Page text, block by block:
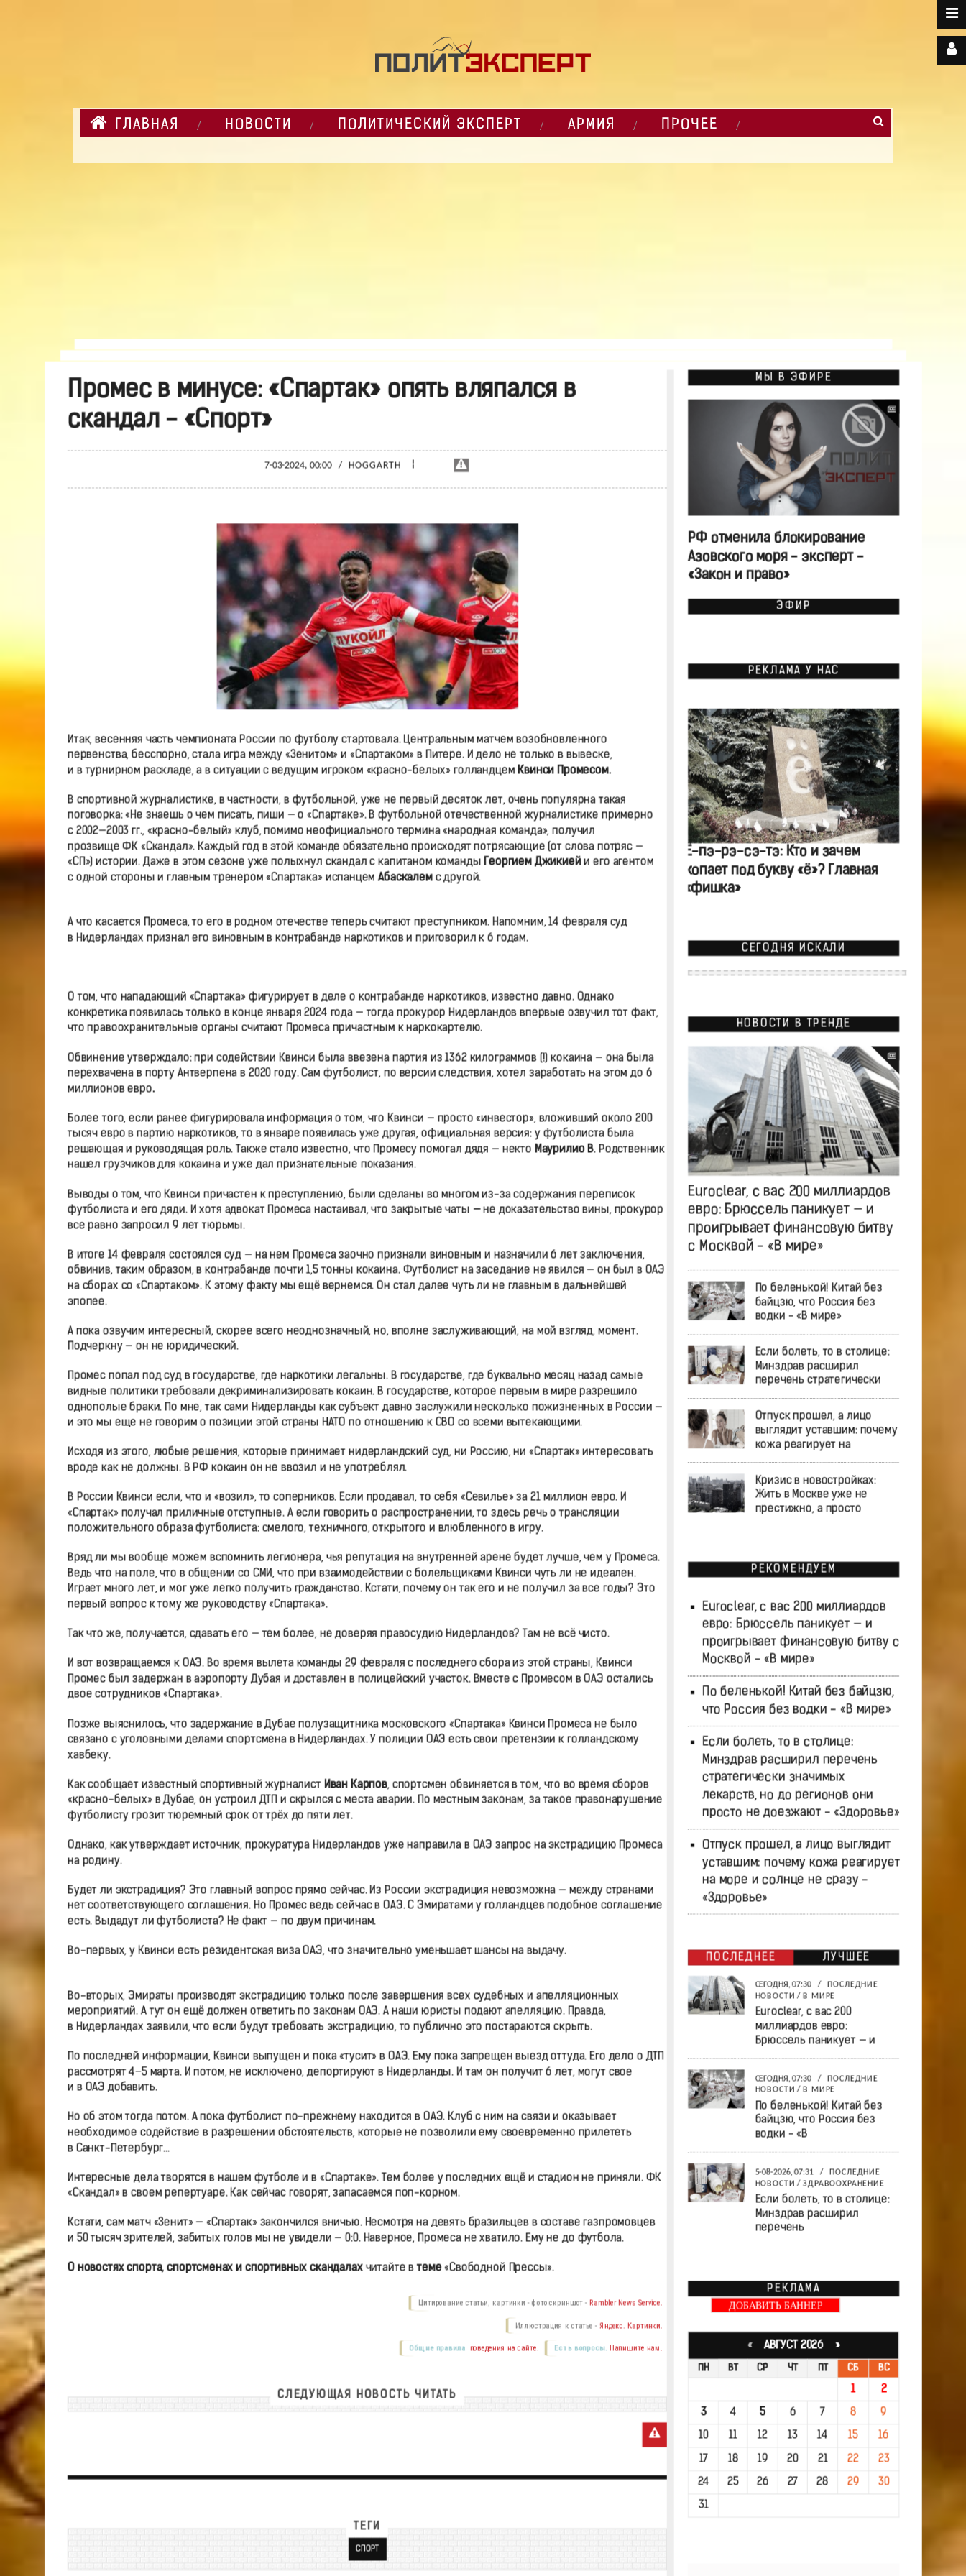
ГЛАВНАЯ НОВОСТИ ПОЛИТИЧЕСКИЙ ЭКСПЕРТ АРМИЯ ПРОЧЕЕ
Промес в минусе: «Спартак» опять вляпался в
скандал - «Спорт»
7-03-2024, 00:00 / HOGGARTH ¦
Итак, весенняя часть чемпионата России по футболу стартовала. Центральным матчем возобновленного
первенства, бесспорно, стала игра между «Зенитом» и «Спартаком» в Питере. И дело не только в вывеске,
и в турнирном раскладе, а в ситуации с ведущим игроком «красно-белых» голландцем Квинси Промесом.
В спортивной журналистике, в частности, в футбольной, уже не первый десяток лет, очень популярна такая
поговорка: «Не знаешь о чем писать, пиши — о «Спартаке». В футбольной отечественной журналистике примерно
с 2002—2003 гг., «красно-белый» клуб, помимо неофициального термина «народная команда», получил
прозвище ФК «Скандал». Каждый год в этой команде обязательно происходят потрясающие (от слова потряс —
«СП») истории. Даже в этом сезоне уже полыхнул скандал с капитаном команды Георгием Джикиейи его агентом
с одной стороны и главным тренером «Спартака» испанцемАбаскалемс другой.
А что касается Промеса, то его в родном отечестве теперь считают преступником. Напомним, 14 февраля суд
в Нидерландах признал его виновным в контрабанде наркотиков и приговорил к 6 годам.
О том, что нападающий «Спартака» фигурирует в деле о контрабанде наркотиков, известно давно. Однако
конкретика появилась только в конце января 2024 года — тогда прокурор Нидерландов впервые озвучил тот факт,
что правоохранительные органы считают Промеса причастным к наркокартелю.
Обвинение утверждало: при содействии Квинси была ввезена партия из 1362 килограммов (!) кокаина — она была
перехвачена в порту Антверпена в 2020 году. Сам футболист, по версии следствия, хотел заработать на этом до 6
миллионов евро.
Более того, если ранее фигурировала информация о том, что Квинси — просто «инвестор», вложивший около 200
тысяч евро в партию наркотиков, то в январе появилась уже другая, официальная версия: у футболиста была
решающая и руководящая роль. Также стало известно, что Промесу помогал дядя — некто Маурилио В. Родственник
нашел грузчиков для кокаина и уже дал признательные показания.
Выводы о том, что Квинси причастен к преступлению, были сделаны во многом из-за содержания переписок
футболиста и его дяди. И хотя адвокат Промеса настаивал, что закрытые чаты —не доказательство вины, прокурор
все равно запросил 9 лет тюрьмы.
В итоге 14 февраля состоялся суд — на нем Промеса заочно признали виновным и назначили 6 лет заключения,
обвинив, таким образом, в контрабанде почти 1,5 тонны кокаина. Футболист на заседание не явился — он был в ОАЭ
на сборах со «Спартаком». К этому факту мы ещё вернемся. Он стал далее чуть ли не главным в дальнейшей
эпопее.
А пока озвучим интересный, скорее всего неоднозначный, но, вполне заслуживающий, на мой взгляд, момент.
Подчеркну — он не юридический.
Промес попал под суд в государстве, где наркотики легальны. В государстве, где буквально месяц назад самые
видные политики требовали декриминализировать кокаин. В государстве, которое первым в мире разрешило
однополые браки. По мне, так сами Нидерланды как субъект давно заслужили несколько пожизненных в России —
и это мы еще не говорим о позиции этой страны НАТО по отношению к СВО со всеми вытекающими.
Исходя из этого, любые решения, которые принимает нидерландский суд, ни Россию, ни «Спартак» интересовать
вроде как не должны. В РФ кокаин он не ввозил и не употреблял.
В России Квинси если, что и «возил», то соперников. Если продавал, то себя «Севилье» за 21 миллион евро. И
«Спартак» получал приличные отступные. А если говорить о распространении, то здесь речь о трансляции
положительного образа футболиста: смелого, техничного, открытого и влюбленного в игру.
Вряд ли мы вообще можем вспомнить легионера, чья репутация на внутренней арене будет лучше, чем у Промеса.
Ведь что на поле, что в общении со СМИ, что при взаимодействии с болельщиками Квинси чуть ли не идеален.
Играет много лет, и мог уже легко получить гражданство. Кстати, почему он так его и не получил за все годы? Это
первый вопрос к тому же руководству «Спартака».
Так что же, получается, сдавать его — тем более, не доверяя правосудию Нидерландов? Там не всё чисто.
И вот возвращаемся к ОАЭ. Во время вылета команды 29 февраля с последнего сбора из этой страны, Квинси
Промес был задержан в аэропорту Дубая и доставлен в полицейский участок. Вместе с Промесом в ОАЭ остались
двое сотрудников «Спартака».
Позже выяснилось, что задержание в Дубае полузащитника московского «Спартака» Квинси Промеса не было
связано с уголовными делами спортсмена в Нидерландах. У полиции ОАЭ есть свои претензии к голландскому
хавбеку.
Как сообщает известный спортивный журналист Иван Карпов, спортсмен обвиняется в том, что во время сборов
«красно-белых» в Дубае, он устроил ДТП и скрылся с места аварии. По местным законам, за такое правонарушение
футболисту грозит тюремный срок от трёх до пяти лет.
Однако, как утверждает источник, прокуратура Нидерландов уже направила в ОАЭ запрос на экстрадицию Промеса
на родину.
Будет ли экстрадиция? Это главный вопрос прямо сейчас. Из России экстрадиция невозможна — между странами
нет соответствующего соглашения. Но Промес ведь сейчас в ОАЭ. С Эмиратами у голландцев подобное соглашение
есть. Выдадут ли футболиста? Не факт — по двум причинам.
Во-первых, у Квинси есть резидентская виза ОАЭ, что значительно уменьшает шансы на выдачу.
Во-вторых, Эмираты производят экстрадицию только после завершения всех судебных и апелляционных
мероприятий. А тут он ещё должен ответить по законам ОАЭ. А наши юристы подают апелляцию. Правда,
в Нидерландах заявили, что если будут требовать экстрадицию, то публично это постараются скрыть.
По последней информации, Квинси выпущен и пока «тусит» в ОАЭ. Ему пока запрещен выезд оттуда. Его дело о ДТП
рассмотрят 4−5 марта. И потом, не исключено, депортируют в Нидерланды. И там он получит 6 лет, могут свое
и в ОАЭ добавить.
Но об этом тогда потом. А пока футболист по-прежнему находится в ОАЭ. Клуб с ним на связи и оказывает
необходимое содействие в разрешении обстоятельств, которые не позволили ему своевременно прилететь
в Санкт-Петербург…
Интересные дела творятся в нашем футболе и в «Спартаке». Тем более у последних ещё и стадион не приняли. ФК
«Скандал» в своем репертуаре. Как сейчас говорят, запасаемся поп-корном.
Кстати, сам матч «Зенит» — «Спартак» закончился вничью. Несмотря на девять бразильцев в составе газпромовцев
и 50 тысяч зрителей, забитых голов мы не увидели — 0:0. Наверное, Промеса не хватило. Ему не до футбола.
О новостях спорта, спортсменах и спортивных скандалах читайте втеме«Свободной Прессы».
Цитирование статьи, картинки - фото скриншот - Rambler News Service.
Иллюстрация к статье - Яндекс. Картинки.
Есть вопросы. Напишите нам.
Общие правила поведения на сайте.
СЛЕДУЮЩАЯ НОВОСТЬ ЧИТАТЬ
ТЕГИ
СПОРТ
МЫ В ЭФИРЕ
РФ отменила блокирование
Азовского моря - эксперт -
«Закон и право»
ЭФИР
РЕКЛАМА У НАС
Ё-пэ-рэ-сэ-тэ: Кто и зачем
копает под букву «ё»? Главная
«фишка»
СЕГОДНЯ ИСКАЛИ
НОВОСТИ В ТРЕНДЕ
Euroclear, с вас 200 миллиардов
евро: Брюссель паникует — и
проигрывает финансовую битву
с Москвой - «В мире»
По беленькой! Китай без
байцзю, что Россия без
водки - «В мире»
Если болеть, то в столице:
Минздрав расширил
перечень стратегически
Отпуск прошел, а лицо
выглядит уставшим: почему
кожа реагирует на
Кризис в новостройках:
Жить в Москве уже не
престижно, а просто
РЕКОМЕНДУЕМ
Euroclear, с вас 200 миллиардов
евро: Брюссель паникует — и
проигрывает финансовую битву с
Москвой - «В мире»
По беленькой! Китай без байцзю,
что Россия без водки - «В мире»
Если болеть, то в столице:
Минздрав расширил перечень
стратегически значимых
лекарств, но до регионов они
просто не доезжают - «Здоровье»
Отпуск прошел, а лицо выглядит
уставшим: почему кожа реагирует
на море и солнце не сразу -
«Здоровье»
ПОСЛЕДНЕЕ ЛУЧШЕЕ
СЕГОДНЯ, 07:30 /
ПОСЛЕДНИЕ
НОВОСТИ / В МИРЕ
Euroclear, с вас 200
миллиардов евро:
Брюссель паникует — и
СЕГОДНЯ, 07:30 /
ПОСЛЕДНИЕ
НОВОСТИ / В МИРЕ
По беленькой! Китай без
байцзю, что Россия без
водки - «В
5-08-2026, 07:31 /
ПОСЛЕДНИЕ
НОВОСТИ / ЗДРАВООХРАНЕНИЕ
Если болеть, то в столице:
Минздрав расширил
перечень
РЕКЛАМА
ДОБАВИТЬ БАННЕР
«АВГУСТ 2026 »
ПН ВТ СР ЧТ ПТ СБ ВС
1 2
3 4 5 6 7 8 9
10 11 12 13 14 15 16
17 18 19 20 21 22 23
24 25 26 27 28 29 30
31